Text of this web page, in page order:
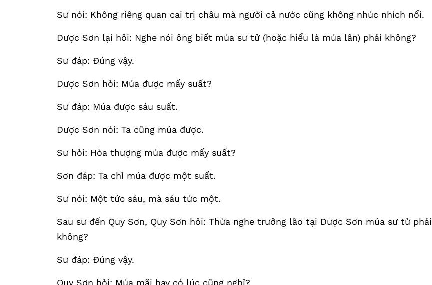
Sư nói: Không riêng quan cai trị châu mà người cả nước cũng không nhúc nhích nổi.
Dược Sơn lại hỏi: Nghe nói ông biết múa sư tử (hoặc hiểu là múa lân) phải không?
Sư đáp: Đúng vậy.
Dược Sơn hỏi: Múa được mấy suất?
Sư đáp: Múa được sáu suất.
Dược Sơn nói: Ta cũng múa được.
Sư hỏi: Hòa thượng múa được mấy suất?
Sơn đáp: Ta chỉ múa được một suất.
Sư nói: Một tức sáu, mà sáu tức một.
Sau sư đến Quy Sơn, Quy Sơn hỏi: Thừa nghe trưởng lão tại Dược Sơn múa sư tử phải
không?
Sư đáp: Đúng vậy.
Quy Sơn hỏi: Múa mãi hay có lúc cũng nghỉ?